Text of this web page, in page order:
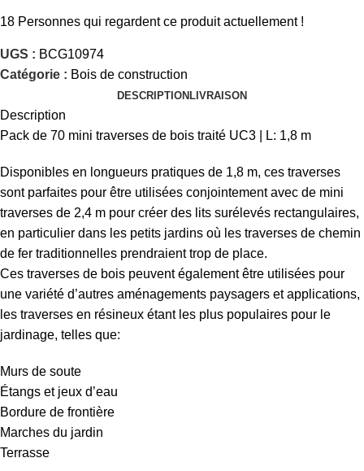
18 Personnes qui regardent ce produit actuellement !
UGS : BCG10974
Catégorie : Bois de construction
DESCRIPTION LIVRAISON
Description
Pack de 70 mini traverses de bois traité UC3 | L: 1,8 m
Disponibles en longueurs pratiques de 1,8 m, ces traverses
sont parfaites pour être utilisées conjointement avec de mini
traverses de 2,4 m pour créer des lits surélevés rectangulaires,
en particulier dans les petits jardins où les traverses de chemin
de fer traditionnelles prendraient trop de place.
Ces traverses de bois peuvent également être utilisées pour
une variété d’autres aménagements paysagers et applications,
les traverses en résineux étant les plus populaires pour le
jardinage, telles que:
Murs de soute
Étangs et jeux d’eau
Bordure de frontière
Marches du jardin
Terrasse